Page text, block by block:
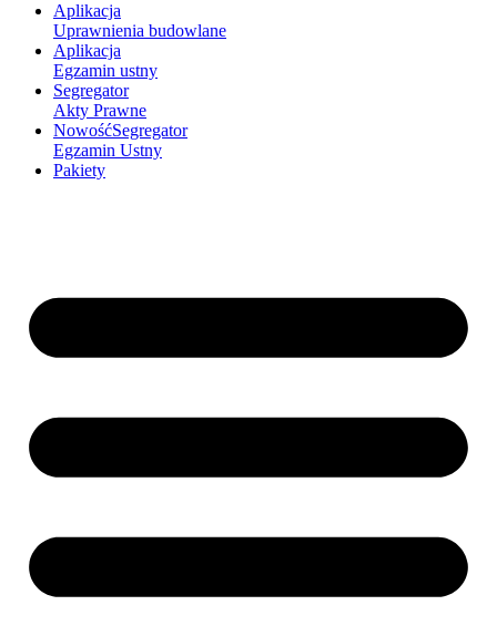
Aplikacja
Uprawnienia budowlane
Aplikacja
Egzamin ustny
Segregator
Akty Prawne
NowośćSegregator
Egzamin Ustny
Pakiety